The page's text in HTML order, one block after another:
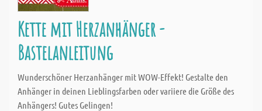
Kette mit Herzanhänger -
Bastelanleitung
Wunderschöner Herzanhänger mit WOW-Effekt! Gestalte den
Anhänger in deinen Lieblingsfarben oder variiere die Größe des
Anhängers! Gutes Gelingen!